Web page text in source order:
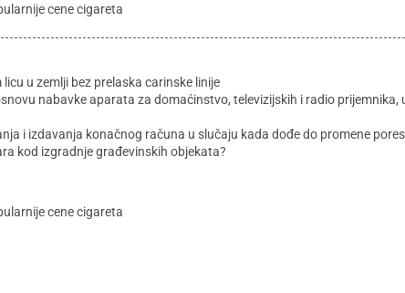
cene cigareta
u zemlji bez prelaska carinske linije
nabavke aparata za domaćinstvo, televizijskih i radio prijemnika,
i izdavanja konačnog računa u slučaju kada dođe do promene
kod izgradnje građevinskih objekata?
cene cigareta